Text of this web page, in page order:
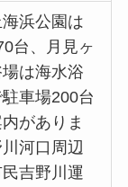
海浜公園は
台、月見ヶ
は海水浴
車場200台
がありま
河口周辺
吉野川運